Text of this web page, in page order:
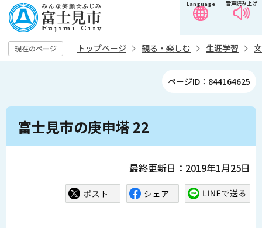
の
ペ
ー
す
音声読み上げ
Language
現在のページ トップページ 観る・楽しむ 生涯学習
ページID：844164625
本
富士見市の庚申塔 22
最終更新日：2019年1月25日